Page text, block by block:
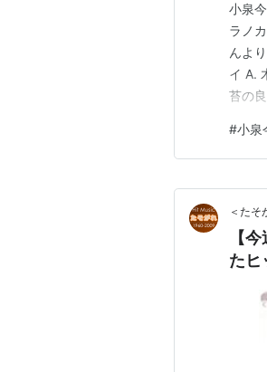
小泉
ラノ
んよ
イ A.
苔の
が奏
#小泉
＜た
【
たヒ